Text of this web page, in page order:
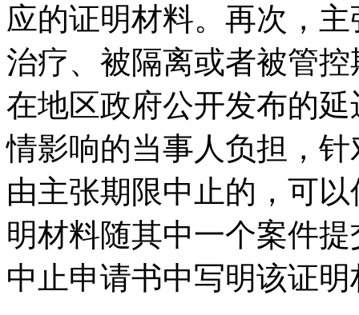
应的证明材料。再次，
治疗、被隔离或者被管
在地区政府公开发布的
情影响的当事人负担，
由主张期限中止的，可
明材料随其中一个案件
中止申请书中写明该证